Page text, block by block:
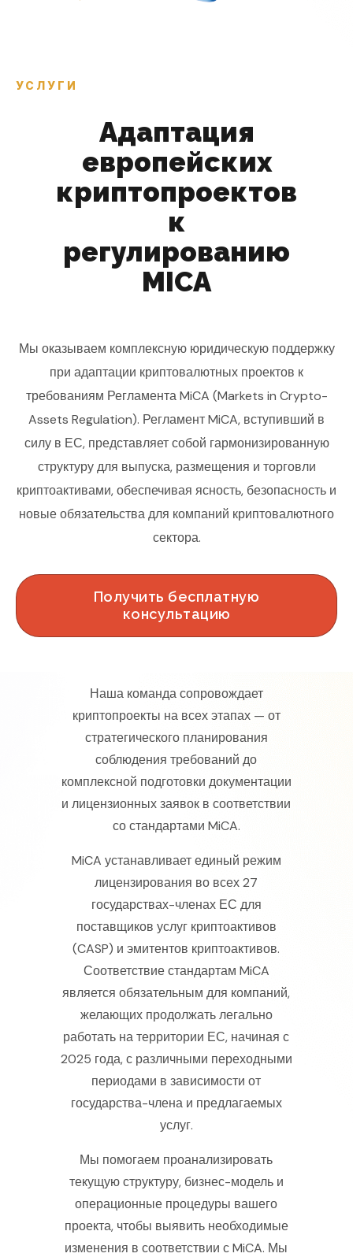
УСЛУГИ
Адаптация
европейских
криптопроектов
к
регулированию
MICA
Мы оказываем комплексную юридическую поддержку
при адаптации криптовалютных проектов к
требованиям Регламента MiCA (Markets in Crypto-
Assets Regulation). Регламент MiCA, вступивший в
силу в ЕС, представляет собой гармонизированную
структуру для выпуска, размещения и торговли
криптоактивами, обеспечивая ясность, безопасность и
новые обязательства для компаний криптовалютного
сектора.
Получить бесплатную
консультацию
Наша команда сопровождает
криптопроекты на всех этапах — от
стратегического планирования
соблюдения требований до
комплексной подготовки документации
и лицензионных заявок в соответствии
со стандартами MiCA.
MiCA устанавливает единый режим
лицензирования во всех 27
государствах-членах ЕС для
поставщиков услуг криптоактивов
(CASP) и эмитентов криптоактивов.
Соответствие стандартам MiCA
является обязательным для компаний,
желающих продолжать легально
работать на территории ЕС, начиная с
2025 года, с различными переходными
периодами в зависимости от
государства-члена и предлагаемых
услуг.
Мы помогаем проанализировать
текущую структуру, бизнес-модель и
операционные процедуры вашего
проекта, чтобы выявить необходимые
изменения в соответствии с MiCA. Мы